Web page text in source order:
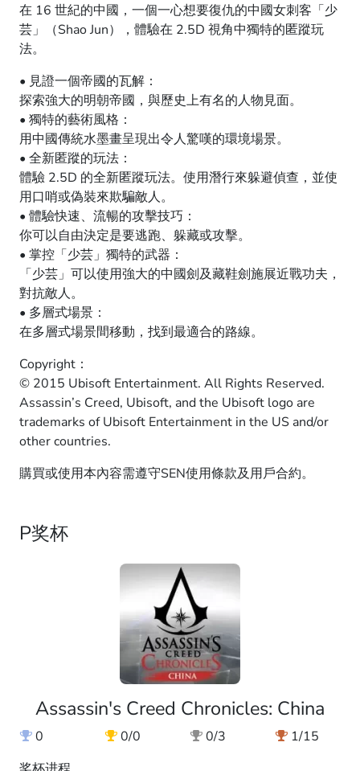
在 16 世紀的中國，一個一心想要復仇的中國女刺客「少
芸」（Shao Jun），體驗在 2.5D 視角中獨特的匿蹤玩
法。
• 見證一個帝國的瓦解：
探索強大的明朝帝國，與歷史上有名的人物見面。
• 獨特的藝術風格：
用中國傳統水墨畫呈現出令人驚嘆的環境場景。
• 全新匿蹤的玩法：
體驗 2.5D 的全新匿蹤玩法。使用潛行來躲避偵查，並使
用口哨或偽裝來欺騙敵人。
• 體驗快速、流暢的攻擊技巧：
你可以自由決定是要逃跑、躲藏或攻擊。
• 掌控「少芸」獨特的武器：
「少芸」可以使用強大的中國劍及藏鞋劍施展近戰功夫，
對抗敵人。
• 多層式場景：
在多層式場景間移動，找到最適合的路線。
Copyright：
© 2015 Ubisoft Entertainment. All Rights Reserved.
Assassin’s Creed, Ubisoft, and the Ubisoft logo are
trademarks of Ubisoft Entertainment in the US and/or
other countries.
購買或使用本內容需遵守SEN使用條款及用戶合約。
P奖杯
Assassin's Creed Chronicles: China
0 0/0 0/3
1/15